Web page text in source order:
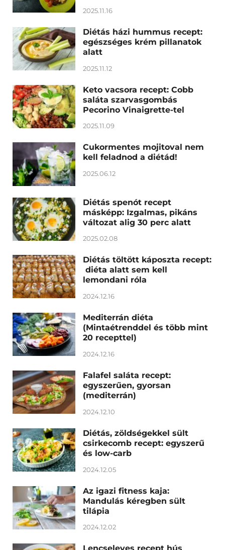
2025.11.16
Diétás házi hummus recept:
egészséges krém pillanatok
alatt
2025.11.12
Keto vacsora recept: Cobb
saláta szarvasgombás
Pecorino Vinaigrette-tel
2025.11.09
Cukormentes mojitoval nem
kell feladnod a diétád!
2025.06.12
Diétás spenót recept
másképp: Izgalmas, pikáns
változat alig 30 perc alatt
2025.02.08
Diétás töltött káposzta recept:
diéta alatt sem kell
lemondani róla
2024.12.16
Mediterrán diéta
(Mintaétrenddel és több mint
20 recepttel)
2024.12.16
Falafel saláta recept:
egyszerűen, gyorsan
(mediterrán)
2024.12.10
Diétás, zöldségekkel sült
csirkecomb recept: egyszerű
és low-carb
2024.12.05
Az igazi fitness kaja:
Mandulás kéregben sült
tilápia
2024.12.02